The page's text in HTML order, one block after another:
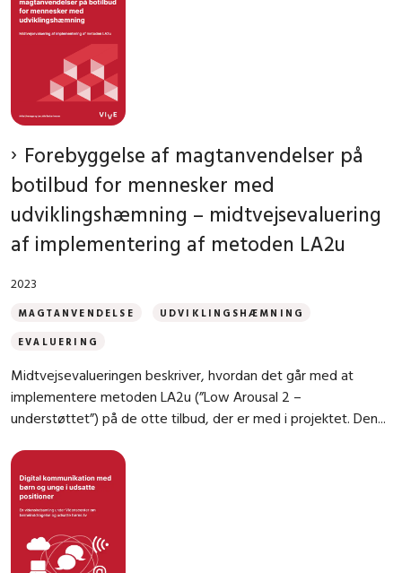
Forebyggelse af magtanvendelser på
botilbud for mennesker med
udviklingshæmning – midtvejsevaluering
af implementering af metoden LA2u
2023
MAGTANVENDELSE UDVIKLINGSHÆMNING
EVALUERING
Midtvejsevalueringen beskriver, hvordan det går med at
implementere metoden LA2u (”Low Arousal 2 –
understøttet”) på de otte tilbud, der er med i projektet. Den...